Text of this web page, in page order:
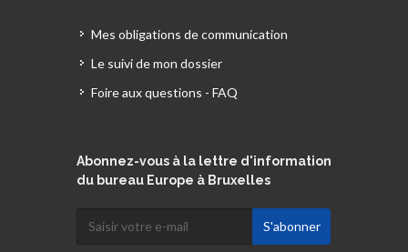
Mes obligations de communication
Le suivi de mon dossier
Foire aux questions - FAQ
Abonnez-vous à la lettre d'information
du bureau Europe à Bruxelles